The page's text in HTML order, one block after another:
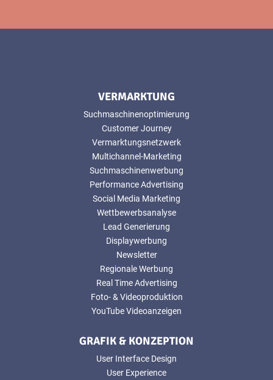
VERMARKTUNG
Suchmaschinenoptimierung
Customer Journey
Vermarktungsnetzwerk
Multichannel-Marketing
Suchmaschinenwerbung
Performance Advertising
Social Media Marketing
Wettbewerbsanalyse
Lead Generierung
Displaywerbung
Newsletter
Regionale Werbung
Real Time Advertising
Foto- & Videoproduktion
YouTube Videoanzeigen
GRAFIK & KONZEPTION
User Interface Design
User Experience